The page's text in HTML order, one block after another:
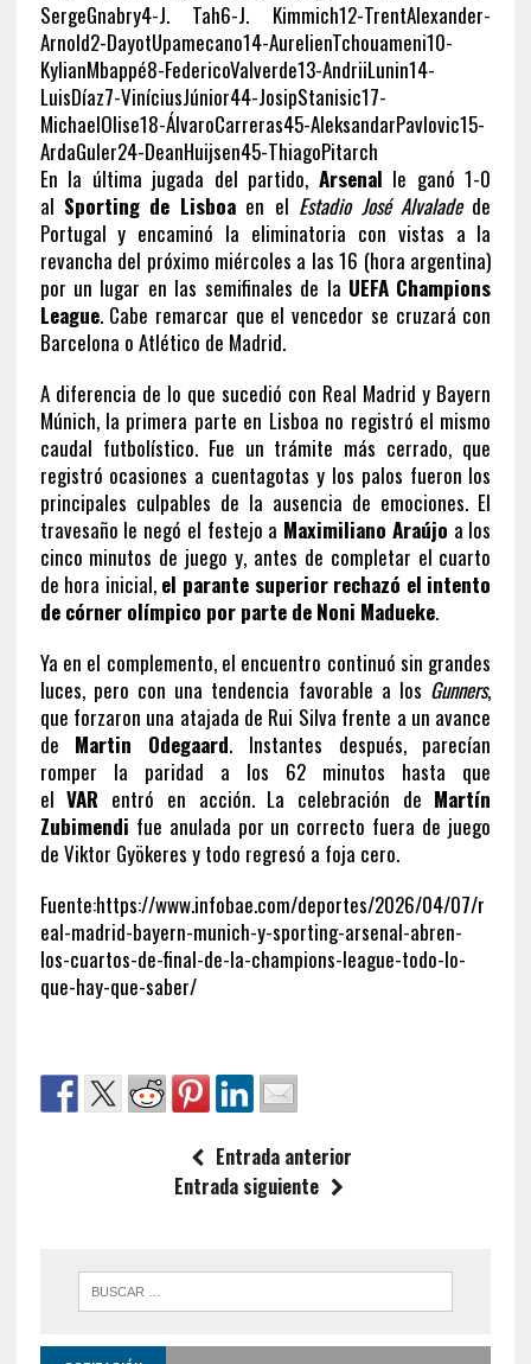
SergeGnabry4-J. Tah6-J. Kimmich12-TrentAlexander-
Arnold2-DayotUpamecano14-AurelienTchouameni10-
KylianMbappé8-FedericoValverde13-AndriiLunin14-
LuisDíaz7-ViníciusJúnior44-JosipStanisic17-
MichaelOlise18-ÁlvaroCarreras45-AleksandarPavlovic15-
ArdaGuler24-DeanHuijsen45-ThiagoPitarch
En la última jugada del partido, Arsenal le ganó 1-0
al Sporting de Lisboaen el Estadio José Alvalade de
Portugal y encaminó la eliminatoria con vistas a la
revancha del próximo miércoles a las 16 (hora argentina)
por un lugar en las semifinales de la UEFA Champions
League. Cabe remarcar que el vencedor se cruzará con
Barcelona o Atlético de Madrid.
A diferencia de lo que sucedió con Real Madrid y Bayern
Múnich, la primera parte en Lisboa no registró el mismo
caudal futbolístico. Fue un trámite más cerrado, que
registró ocasiones a cuentagotas y los palos fueron los
principales culpables de la ausencia de emociones. El
travesaño le negó el festejo a Maximiliano Araújo a los
cinco minutos de juego y, antes de completar el cuarto
de hora inicial, el parante superior rechazó el intento
de córner olímpico por parte de Noni Madueke.
Ya en el complemento, el encuentro continuó sin grandes
luces, pero con una tendencia favorable a los Gunners,
que forzaron una atajada de Rui Silva frente a un avance
de Martin Odegaard. Instantes después, parecían
romper la paridad a los 62 minutos hasta que
elVAR entró en acción. La celebración de Martín
Zubimendi fue anulada por un correcto fuera de juego
de Viktor Gyökeres y todo regresó a foja cero.
Fuente:https://www.infobae.com/deportes/2026/04/07/r
eal-madrid-bayern-munich-y-sporting-arsenal-abren-
los-cuartos-de-final-de-la-champions-league-todo-lo-
que-hay-que-saber/
Entrada anterior
Entrada siguiente